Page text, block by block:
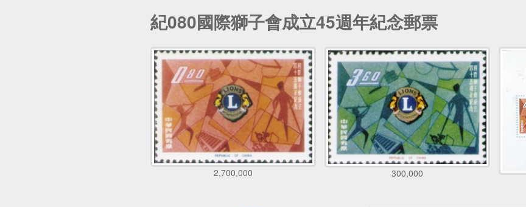
紀080國際獅子會成立45週年紀念郵票
2,700,000 300,000